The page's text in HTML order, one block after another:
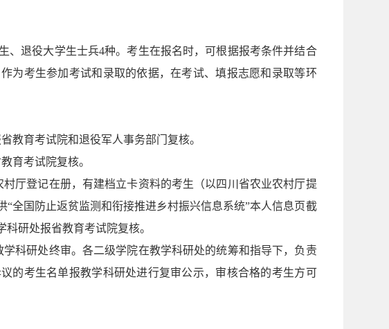
、退役大学生士兵4种。考生在报名时，可根据报考条件并结合
为考生参加考试和录取的依据，在考试、填报志愿和录取等环
教育考试院和退役军人事务部门复核。
育考试院复核。
厅登记在册，有建档立卡资料的考生（以四川省农业农村厅提
全国防止返贫监测和衔接推进乡村振兴信息系统”本人信息页截
研处报省教育考试院复核。
科研处终审。各二级学院在教学科研处的统筹和指导下，负责
的考生名单报教学科研处进行复审公示，审核合格的考生方可